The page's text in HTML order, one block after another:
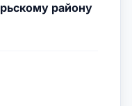
району